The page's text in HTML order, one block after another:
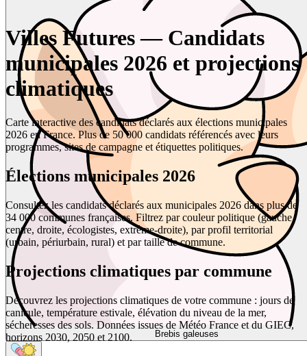
Brebis galeuses
Villes Futures — Candidats
municipales 2026 et projections
climatiques
Carte interactive des candidats déclarés aux élections municipales
2026 en France. Plus de 50 000 candidats référencés avec leurs
programmes, sites de campagne et étiquettes politiques.
Élections municipales 2026
Consultez les candidats déclarés aux municipales 2026 dans plus de
34 000 communes françaises. Filtrez par couleur politique (gauche,
centre, droite, écologistes, extrême-droite), par profil territorial
(urbain, périurbain, rural) et par taille de commune.
Projections climatiques par commune
Découvrez les projections climatiques de votre commune : jours de
canicule, température estivale, élévation du niveau de la mer,
sécheresses des sols. Données issues de Météo France et du GIEC,
horizons 2030, 2050 et 2100.